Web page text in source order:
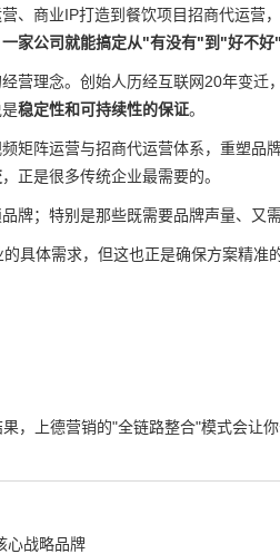
、商业IP打造到餐饮项目招商代运营
家公司就能搞定从"有没有"到"好不
营理念。创始人历经互联网20年变迁
稳定性和可持续性的保证。
矩阵运营与招商代运营体系，重塑品
，正是很多传统企业最需要的。
牌；特别是那些既需要品牌声量、又
具体需求，但这也正是确保方案精准
，上德营销的"全链路整合"模式会让
心战略品牌